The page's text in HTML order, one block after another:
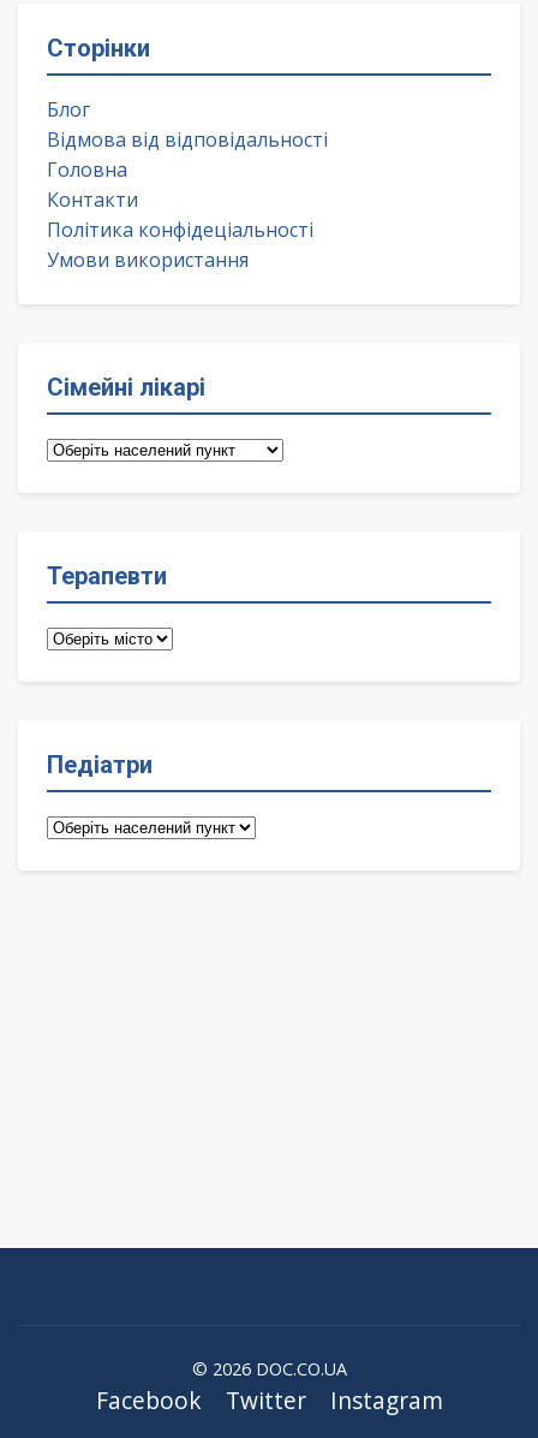
Сторінки
Блог
Відмова від відповідальності
Головна
Контакти
Політика конфідеціальності
Умови використання
Сімейні лікарі
Сімейні
Терапевти
Терапевти
Педіатри
Педіатри
© 2026 DOC.CO.UA
Facebook Twitter Instagram